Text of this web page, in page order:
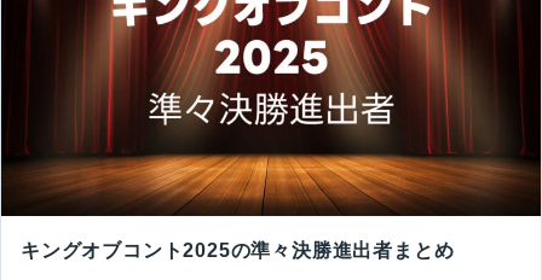
キングオブコント2025の準々決勝進出者まとめ